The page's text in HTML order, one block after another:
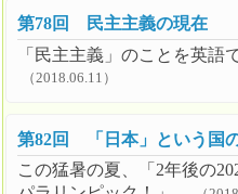
第78回 民主主義の現在
「民主主義」のことを英語
（2018.06.11）
第82回 「日本」という国
この猛暑の夏、「2年後の